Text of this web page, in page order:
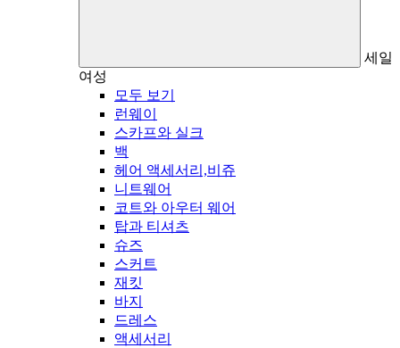
세일
여성
모두 보기
런웨이
스카프와 실크
백
헤어 액세서리,비쥬
니트웨어
코트와 아우터 웨어
탑과 티셔츠
슈즈
스커트
재킷
바지
드레스
액세서리